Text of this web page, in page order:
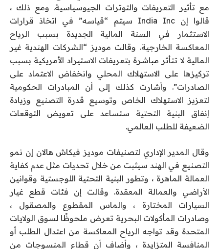
مع تأثير التعريفات والتوترات الجيوسياسية. ومع ذلك ،
قالوا إن India Inc سيتم “قياسه” في اتخاذ قرارات
الاستثمار في السنة المالية الجديدة بسبب الرياح
المعاكسة الخارجية. وقالت موديز “الشركات الهندية غير
المالية لا تتأثر مباشرة بتعريفات الاستيراد الأمريكية بسبب
تركيزها على الاستهلاك المحلي وانخفاض الاعتماد على
الصادرات”. وأشارت كذلك إلى أن المبادرات الحكومية
لتعزيز الاستهلاك الخاص وتوسيع قدرة التصنيع وزيادة
إنفاق البنية التحتية ستساعد على تعويض التوقعات
الضعيفة للطلب العالمي.
وقال المدير الإداري لتصنيفات موديز فيكاش هالان إن نمو
التصنيع في الهند سيثبت من خلال تحديات مثل عدم كفاية
العمالة الماهرة ، وتطور البنية التحتية اللوجستية وقوانين
الأراضي والعمالة المعقدة. وقالت إن فئات قطع غيار
السيارات المختارة ، والماس المقطوع والمصقول ،
وصادرات المأكولات البحرية تعرض ملحوظًا لسوق الولايات
المتحدة وقد تواجه الرياح المعاكسة من اعتدال الطلب أو
المنافسة المتزايدة ، وأضاف أن قطاع المنسوجات من